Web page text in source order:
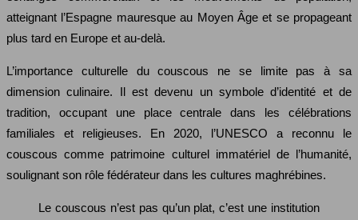
atteignant l’Espagne mauresque au Moyen Âge et se propageant
plus tard en Europe et au-delà.
L’importance culturelle du couscous ne se limite pas à sa
dimension culinaire. Il est devenu un symbole d’identité et de
tradition, occupant une place centrale dans les célébrations
familiales et religieuses. En 2020, l’UNESCO a reconnu le
couscous comme patrimoine culturel immatériel de l’humanité,
soulignant son rôle fédérateur dans les cultures maghrébines.
Le couscous n’est pas qu’un plat, c’est une institution